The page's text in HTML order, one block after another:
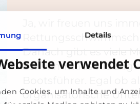
Details
verwendet
Cookies, um Inhalte und
Ja, wir freuen uns
Danach gibt es viele
Schwimmausbildung
Bootsführer. Egal ob
organisatorische